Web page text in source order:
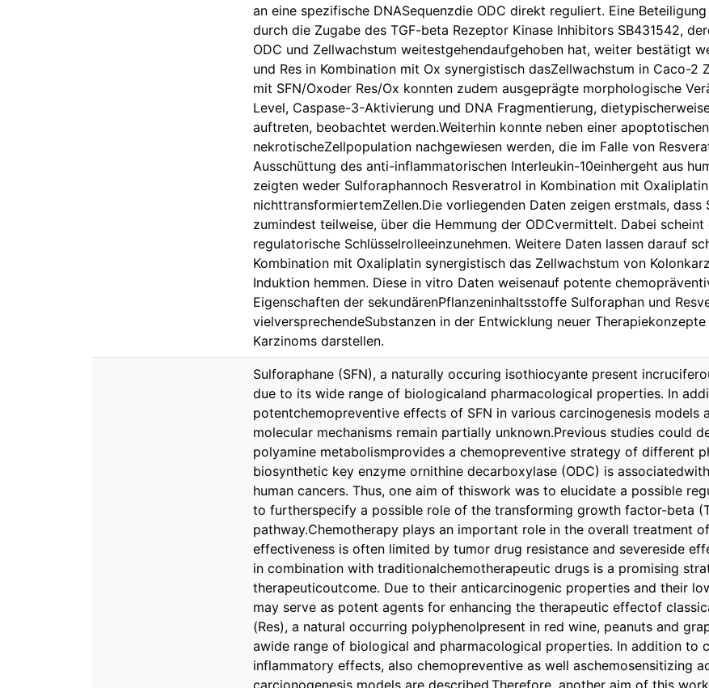
an eine spezifische DNASequenzdie ODC direkt reguliert. Eine
durch die Zugabe des TGF-beta Rezeptor Kinase Inhibitors SB431542,
ODC und Zellwachstum weitestgehendaufgehoben hat, weiter bestätigt
und Res in Kombination mit Ox synergistisch dasZellwachstum in Caco-2
mit SFN/Oxoder Res/Ox konnten zudem ausgeprägte morphologische
Level, Caspase-3-Aktivierung und DNA Fragmentierung,
auftreten, beobachtet werden.Weiterhin konnte neben einer
nekrotischeZellpopulation nachgewiesen werden, die im Falle von
Ausschüttung des anti-inflammatorischen Interleukin-10einhergeht aus
zeigten weder Sulforaphannoch Resveratrol in Kombination mit
nichttransformiertemZellen.Die vorliegenden Daten zeigen erstmals, dass
zumindest teilweise, über die Hemmung der ODCvermittelt. Dabei
regulatorische Schlüsselrolleeinzunehmen. Weitere Daten lassen darauf
Kombination mit Oxaliplatin synergistisch das Zellwachstum von
Induktion hemmen. Diese in vitro Daten weisenauf potente
Eigenschaften der sekundärenPflanzeninhaltsstoffe Sulforaphan und
vielversprechendeSubstanzen in der Entwicklung neuer
Karzinoms darstellen.
Sulforaphane (SFN), a naturally occuring isothiocyante present
due to its wide range of biologicaland pharmacological properties. In
potentchemopreventive effects of SFN in various carcinogenesis models
molecular mechanisms remain partially unknown.Previous studies could
polyamine metabolismprovides a chemopreventive strategy of different
biosynthetic key enzyme ornithine decarboxylase (ODC) is
human cancers. Thus, one aim of thiswork was to elucidate a possible
to furtherspecify a possible role of the transforming growth factor-beta
pathway.Chemotherapy plays an important role in the overall treatment
effectiveness is often limited by tumor drug resistance and severeside
in combination with traditionalchemotherapeutic drugs is a promising
therapeuticoutcome. Due to their anticarcinogenic properties and their
may serve as potent agents for enhancing the therapeutic effectof
(Res), a natural occurring polyphenolpresent in red wine, peanuts and
awide range of biological and pharmacological properties. In addition to
inflammatory effects, also chemopreventive as well aschemosensitizing
carcionogenesis models are described.Therefore, another aim of this